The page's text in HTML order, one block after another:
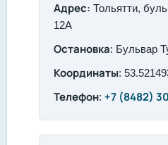
Адрес: Тольятти,
12А
Остановка: Бульвар
Координаты:
Телефон: +7 (8482)